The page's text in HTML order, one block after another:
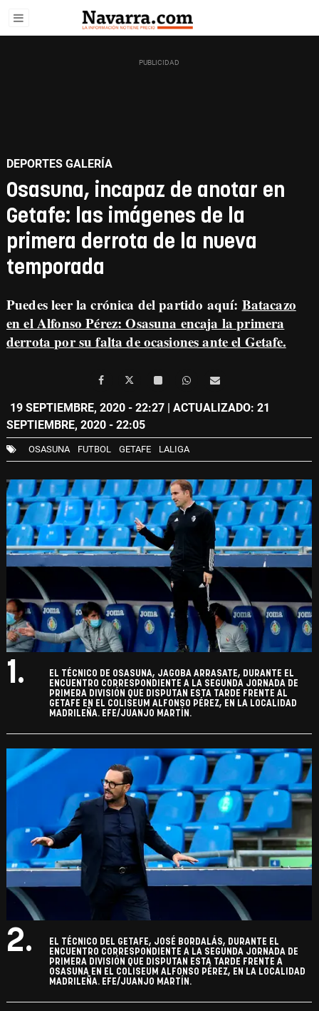
DEPORTES GALERÍA
Osasuna, incapaz de anotar en
Getafe: las imágenes de la
primera derrota de la nueva
temporada
Puedes leer la crónica del partido aquí: Batacazo
en el Alfonso Pérez: Osasuna encaja la primera
derrota por su falta de ocasiones ante el Getafe.
19 SEPTIEMBRE, 2020 - 22:27 | ACTUALIZADO: 21
SEPTIEMBRE, 2020 - 22:05
OSASUNA FUTBOL GETAFE LALIGA
1.
EL TÉCNICO DE OSASUNA, JAGOBA ARRASATE, DURANTE EL
ENCUENTRO CORRESPONDIENTE A LA SEGUNDA JORNADA DE
PRIMERA DIVISIÓN QUE DISPUTAN ESTA TARDE FRENTE AL
GETAFE EN EL COLISEUM ALFONSO PÉREZ, EN LA LOCALIDAD
MADRILEÑA. EFE/JUANJO MARTÍN.
2.
EL TÉCNICO DEL GETAFE, JOSÉ BORDALÁS, DURANTE EL
ENCUENTRO CORRESPONDIENTE A LA SEGUNDA JORNADA DE
PRIMERA DIVISIÓN QUE DISPUTAN ESTA TARDE FRENTE A
OSASUNA EN EL COLISEUM ALFONSO PÉREZ, EN LA LOCALIDAD
MADRILEÑA. EFE/JUANJO MARTÍN.